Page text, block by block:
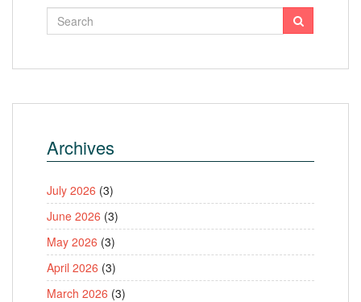
Archives
July 2026 (3)
June 2026 (3)
May 2026 (3)
April 2026 (3)
March 2026 (3)